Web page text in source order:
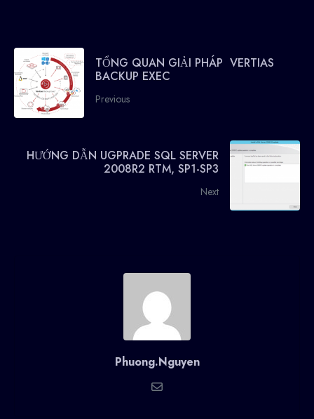
TỔNG QUAN GIẢI PHÁP VERTIAS
BACKUP EXEC
Previous
HƯỚNG DẪN UGPRADE SQL SERVER
2008R2 RTM, SP1-SP3
Next
Phuong.Nguyen